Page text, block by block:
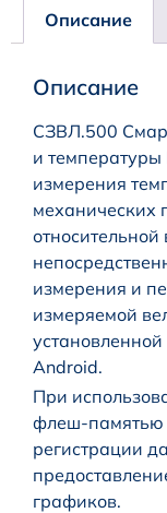
Описание
Описание
СЗВЛ.500
и
измерения
механических
измерения и
измеряемой
Android.
При
флеш-памятью
регистрации
графиков.